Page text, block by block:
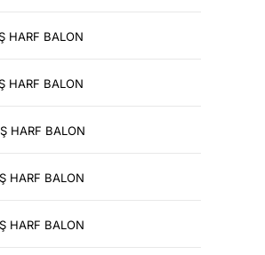
HARF BALON
HARF BALON
HARF BALON
HARF BALON
HARF BALON